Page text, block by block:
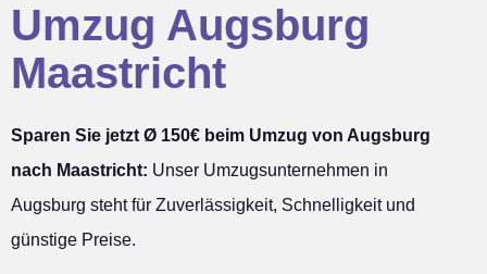
Umzug Augsburg
Maastricht
Sparen Sie jetzt Ø 150€ beim Umzug von Augsburg
nach Maastricht: Unser Umzugsunternehmen in
Augsburg steht für Zuverlässigkeit, Schnelligkeit und
günstige Preise.